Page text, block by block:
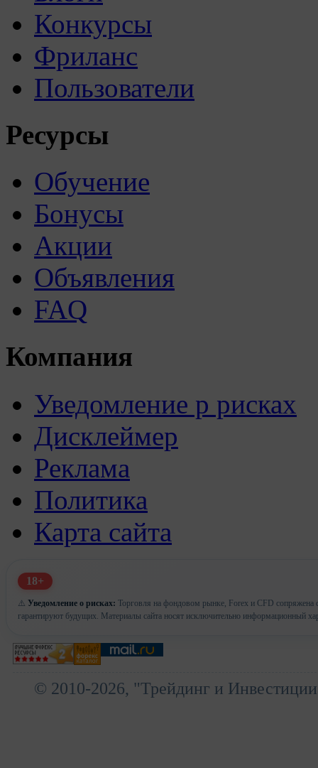
Конкурсы
Фриланс
Пользователи
Ресурсы
Обучение
Бонусы
Акции
Объявления
FAQ
Компания
Уведомление р рисках
Дисклеймер
Реклама
Политика
Карта сайта
18+
⚠️ Уведомление о рисках: Торговля на фондовом рынке, Forex и CFD сопряжена
гарантируют будущих. Материалы сайта носят исключительно информационный
© 2010-2026, "Трейдинг и